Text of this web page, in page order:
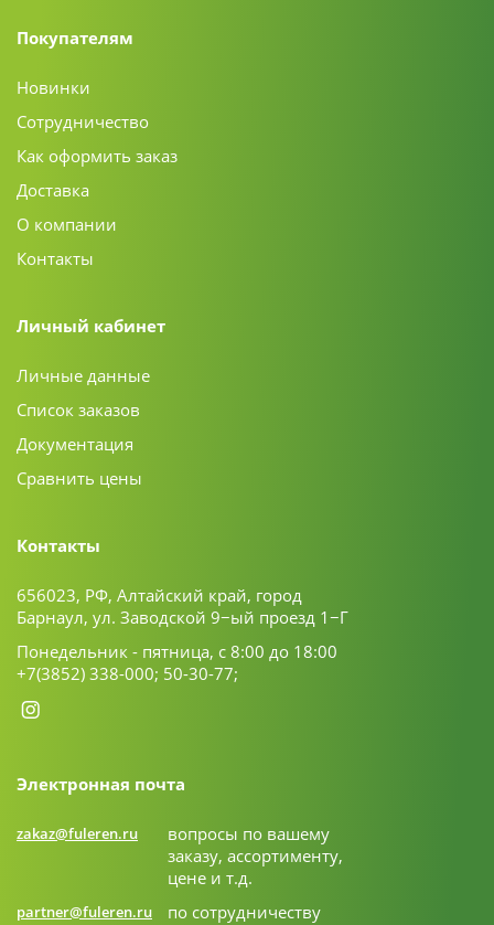
Покупателям
Новинки
Сотрудничество
Как оформить заказ
Доставка
О компании
Контакты
Личный кабинет
Личные данные
Список заказов
Документация
Сравнить цены
Контакты
656023, РФ, Алтайский край, город
Барнаул, ул. Заводской 9−ый проезд 1−Г
Понедельник - пятница, с 8:00 до 18:00
+7(3852) 338-000; 50-30-77;
Электронная почта
zakaz@fuleren.ru
вопросы по вашему
заказу, ассортименту,
цене и т.д.
partner@fuleren.ru
по сотрудничеству